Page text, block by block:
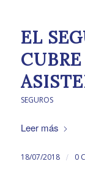
EL
SEGUROS
Leer más
18/07/2018 / 0